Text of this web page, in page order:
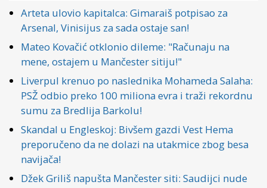
Arteta ulovio kapitalca: Gimaraiš potpisao za
Arsenal, Vinisijus za sada ostaje san!
Mateo Kovačić otklonio dileme: "Računaju na
mene, ostajem u Mančester sitiju!"
Liverpul krenuo po naslednika Mohameda Salaha:
PSŽ odbio preko 100 miliona evra i traži rekordnu
sumu za Bredlija Barkolu!
Skandal u Engleskoj: Bivšem gazdi Vest Hema
preporučeno da ne dolazi na utakmice zbog besa
navijača!
Džek Griliš napušta Mančester siti: Saudijci nude